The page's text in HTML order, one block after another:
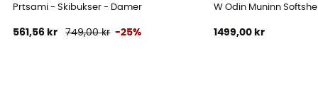
Doublure : 100% Polyester / Extérieur : Polyester 7%
Prtsami - Skibukser - Damer
561,56 kr 749,00 kr -25%
W Odin Muninn
1499,00 kr